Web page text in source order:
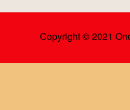
Copyright © 2021